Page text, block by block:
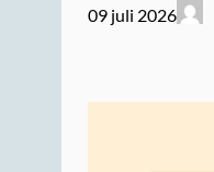
09 juli 2026